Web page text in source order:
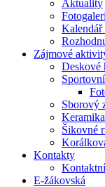
Aktuality
Kalendář
Zájmové
Deskové
Sborový
Keramika
Šikovné
Kontakty
E-žákovská